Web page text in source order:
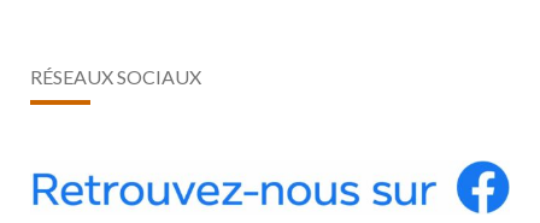
RÉSEAUX SOCIAUX